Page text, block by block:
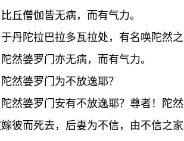
丘僧伽皆无病，而有气力。
丹陀拉巴拉多瓦拉处，有名唤陀然
然婆罗门亦无病，而有气力。
然婆罗门为不放逸耶？
然婆罗门安有不放逸耶？尊者！陀
彼而死去，后妻为不信，由不信之家